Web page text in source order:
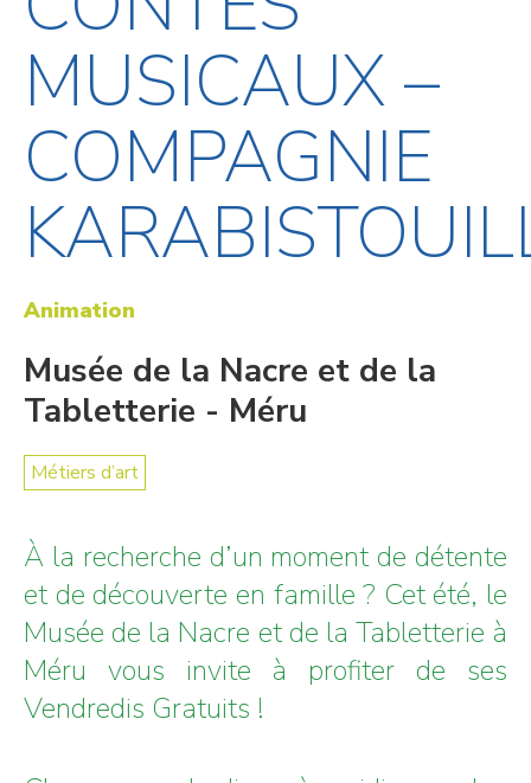
MUSICAUX –
COMPAGNIE
Animation
Musée de la Nacre et de la
Tabletterie - Méru
Métiers d’art
À la recherche d’un moment de détente
et de découverte en famille ? Cet été, le
Musée de la Nacre et de la Tabletterie à
Méru vous invite à profiter de ses
Vendredis Gratuits !